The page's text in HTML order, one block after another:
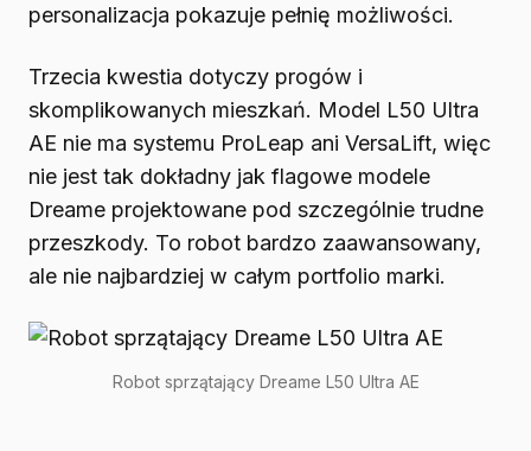
personalizacja pokazuje pełnię możliwości.
Trzecia kwestia dotyczy progów i
skomplikowanych mieszkań. Model L50 Ultra
AE nie ma systemu ProLeap ani VersaLift, więc
nie jest tak dokładny jak flagowe modele
Dreame projektowane pod szczególnie trudne
przeszkody. To robot bardzo zaawansowany,
ale nie najbardziej w całym portfolio marki.
Robot sprzątający Dreame L50 Ultra AE